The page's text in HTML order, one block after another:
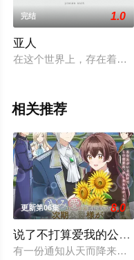
完结 1.0
亚人
在这个世界上，存在着能
相关推荐
更新第06集 8.0
说了不打算爱我的公
有一份通知从天而降来到